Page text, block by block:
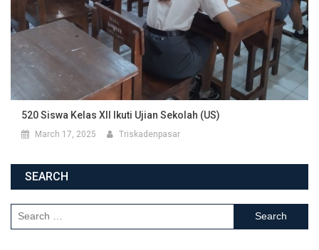
520 Siswa Kelas XII Ikuti Ujian Sekolah (US)
March 17, 2025 Triskadenpasar
SEARCH
Search for: